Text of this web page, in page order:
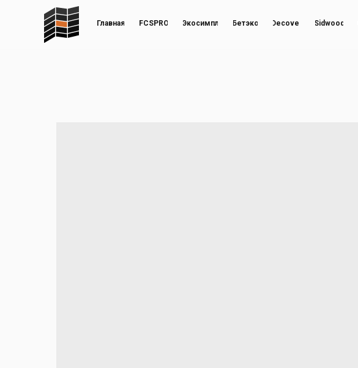
Главная FCSPRO Бетэко Decover Sidwood
Экосимпл